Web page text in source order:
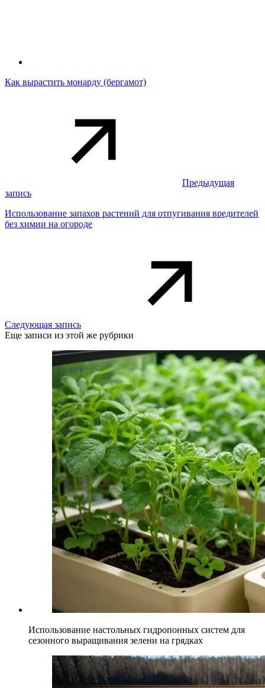
Как вырастить монарду (бергамот)
Предыдущая
запись
Использование запахов растений для отпугивания вредителей
без химии на огороде
Следующая запись
Еще записи из этой же рубрики
Использование настольных гидропонных систем для
сезонного выращивания зелени на грядках